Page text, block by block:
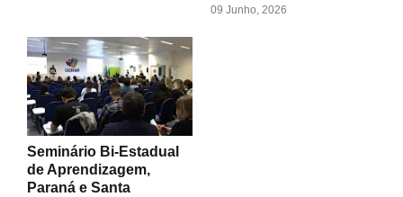
09 Junho, 2026
Seminário Bi-Estadual
de Aprendizagem,
Paraná e Santa